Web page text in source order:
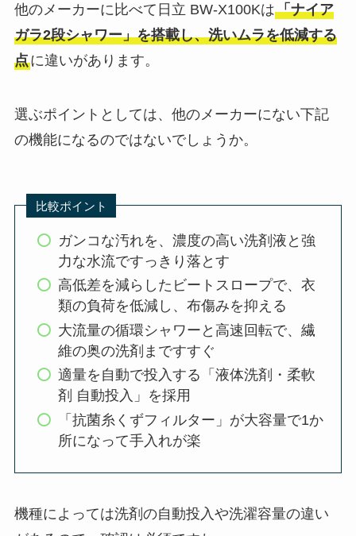
他のメーカーに比べて日立 BW-X100Kは「ナイア
ガラ2段シャワー」を搭載し、洗いムラを低減する
点に違いがあります。
選ぶポイントとしては、他のメーカーにない下記
の機能になるのではないでしょうか。
比較ポイント
ガンコな汚れを、濃度の高い洗剤液と強
力な水流ですっきり落とす
高低差を減らしたビートスロープで、衣
類の負荷を低減し、布傷みを抑える
大流量の循環シャワーと高速回転で、繊
維の奥の洗剤まですすぐ
適量を自動で投入する「液体洗剤・柔軟
剤 自動投入」を採用
「抗菌糸くずフィルター」が大容量で1か
所になって手入れが楽
機種によっては洗剤の自動投入や洗濯容量の違い